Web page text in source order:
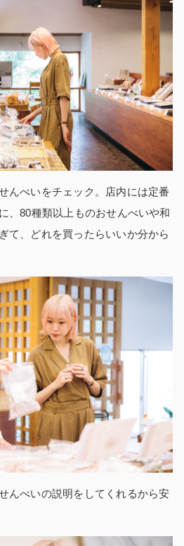
んべいをチェック。店内には定番
、80種類以上ものおせんべいや和
て、どれを買ったらいいか分から
んべいの説明をしてくれるから安